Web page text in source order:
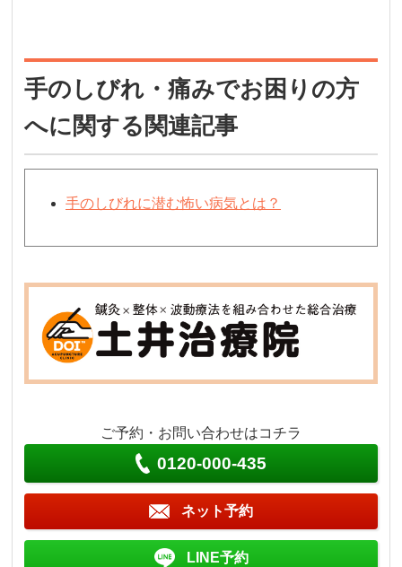
手のしびれ・痛みでお困りの方
へに関する関連記事
手のしびれに潜む怖い病気とは？
ご予約・お問い合わせはコチラ
0120-000-435
ネット予約
LINE予約